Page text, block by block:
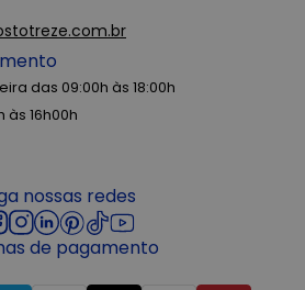
das 09:00h às 18:00h
às 16h00h
nossas redes
de pagamento